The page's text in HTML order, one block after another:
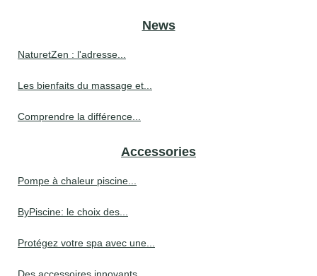
News
NaturetZen : l'adresse...
Les bienfaits du massage et...
Comprendre la différence...
Accessories
Pompe à chaleur piscine...
ByPiscine: le choix des...
Protégez votre spa avec une...